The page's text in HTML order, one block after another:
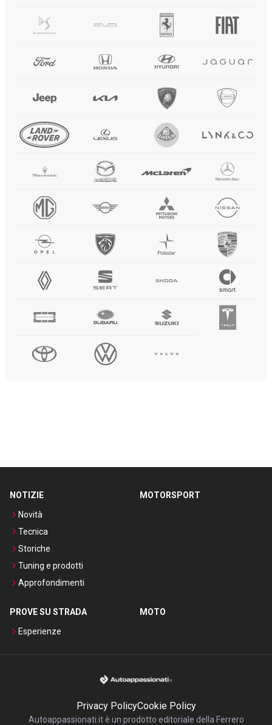
NOTIZIE
Novità
Tecnica
Storiche
Tuning e prodotti
Approfondimenti
MOTORSPORT
PROVE SU STRADA
Esperienze
MOTO
Privacy PolicyCookie Policy
Autoappassionati.it è un prodotto editoriale della Ferrero